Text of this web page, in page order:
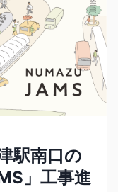
駅南口の
」工事進